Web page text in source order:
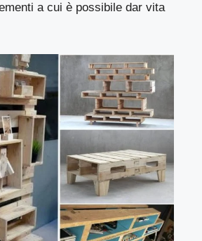
a cui è possibile dar vita